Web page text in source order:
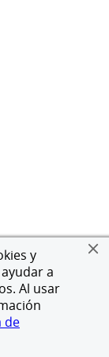
y
a
Al usar
de